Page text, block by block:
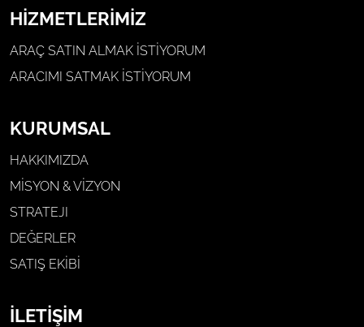
HİZMETLERİMİZ
ARAÇ SATIN ALMAK İSTIYORUM
ARACIMI SATMAK İSTIYORUM
KURUMSAL
HAKKIMIZDA
MİSYON & VİZYON
STRATEJI
DEĞERLER
SATIŞ EKİBİ
İLETİŞİM